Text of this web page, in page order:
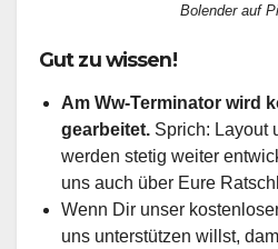
Bolender auf
Gut zu wissen!
Am Ww-Terminator wird
gearbeitet. Sprich: Layout
werden stetig weiter
uns auch über Eure
Wenn Dir unser
uns unterstützen willst,